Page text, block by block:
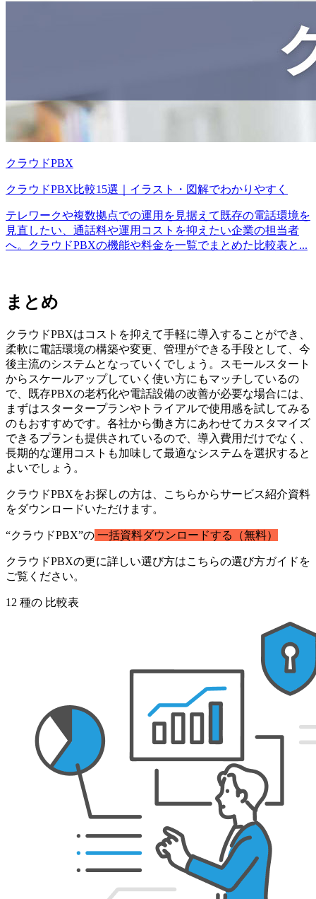
クラウドPBX
クラウドPBX比較15選｜イラスト・図解でわかりやすく
テレワークや複数拠点での運用を見据えて既存の電話環境を
見直したい、通話料や運用コストを抑えたい企業の担当者
へ。クラウドPBXの機能や料金を一覧でまとめた比較表と...
まとめ
クラウドPBXはコストを抑えて手軽に導入することができ、
柔軟に電話環境の構築や変更、管理ができる手段として、今
後主流のシステムとなっていくでしょう。スモールスタート
からスケールアップしていく使い方にもマッチしているの
で、既存PBXの老朽化や電話設備の改善が必要な場合には、
まずはスタータープランやトライアルで使用感を試してみる
のもおすすめです。各社から働き方にあわせてカスタマイズ
できるプランも提供されているので、導入費用だけでなく、
長期的な運用コストも加味して最適なシステムを選択すると
よいでしょう。
クラウドPBXをお探しの方は、こちらからサービス紹介資料
をダウンロードいただけます。
“クラウドPBX”の 一括資料ダウンロードする（無料）
クラウドPBXの更に詳しい選び方はこちらの選び方ガイドを
ご覧ください。
12 種の 比較表